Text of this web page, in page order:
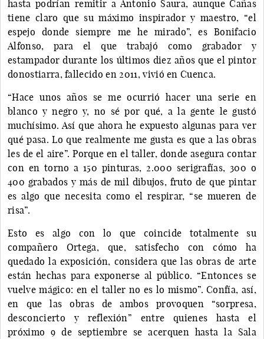
hasta podrían remitir a Antonio Saura, aunque Cañas
tiene claro que su máximo inspirador y maestro, “el
espejo donde siempre me he mirado”, es Bonifacio
Alfonso, para el que trabajó como grabador y
estampador durante los últimos diez años que el pintor
donostiarra, fallecido en 2011, vivió en Cuenca.
“Hace unos años se me ocurrió hacer una serie en
blanco y negro y, no sé por qué, a la gente le gustó
muchísimo. Así que ahora he expuesto algunas para ver
qué pasa. Lo que realmente me gusta es que a las obras
les de el aire”. Porque en el taller, donde asegura contar
con en torno a 150 pinturas, 2.000 serigrafías, 300 o
400 grabados y más de mil dibujos, fruto de que pintar
es algo que necesita como el respirar, “se mueren de
risa”.
Esto es algo con lo que coincide totalmente su
compañero Ortega, que, satisfecho con cómo ha
quedado la exposición, considera que las obras de arte
están hechas para exponerse al público. “Entonces se
vuelve mágico: en el taller no es lo mismo”. Confía, así,
en que las obras de ambos provoquen “sorpresa,
desconcierto y reflexión” entre quienes hasta el
próximo 9 de septiembre se acerquen hasta la Sala